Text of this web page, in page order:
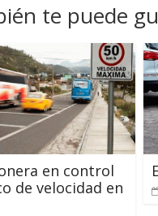
te puede
en control
de velocidad en